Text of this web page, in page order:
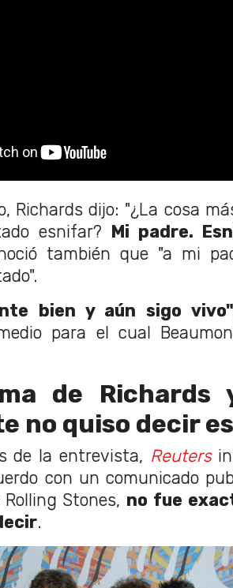
Richards dijo: "¿La cosa
esnifar? Mi padre.
también que "a mi
bien y aún sigo vivo"
para el cual
de Richards
no quiso decir
de la entrevista, Reuters
con un comunicado
Stones, no fue
.